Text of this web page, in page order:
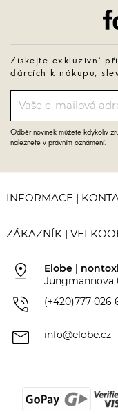
Získejte exkluzivní
dárcích k nákupu,
Odběr novinek můžete kdykoliv
naleznete v právním oznámení.
INFORMACE |
ZÁKAZNÍK |
pin_drop
Elobe |
Jungmannova
phone_in_talk (+420)777 026
mail info@elobe.cz